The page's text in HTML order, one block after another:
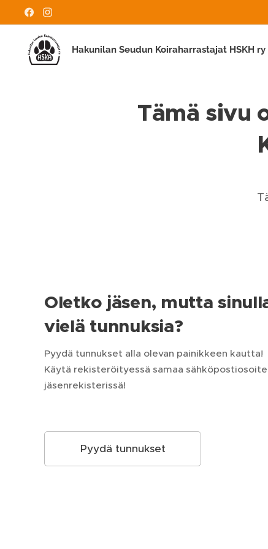
Hakunilan Seudun Koiraharrastajat HSKH ry
Tämä sivu
Oletko jäsen, mutta
vielä tunnuksia?
Pyydä tunnukset alla olevan painikkeen kautta!
Käytä rekisteröityessä samaa
jäsenrekisterissä!
Pyydä tunnukset